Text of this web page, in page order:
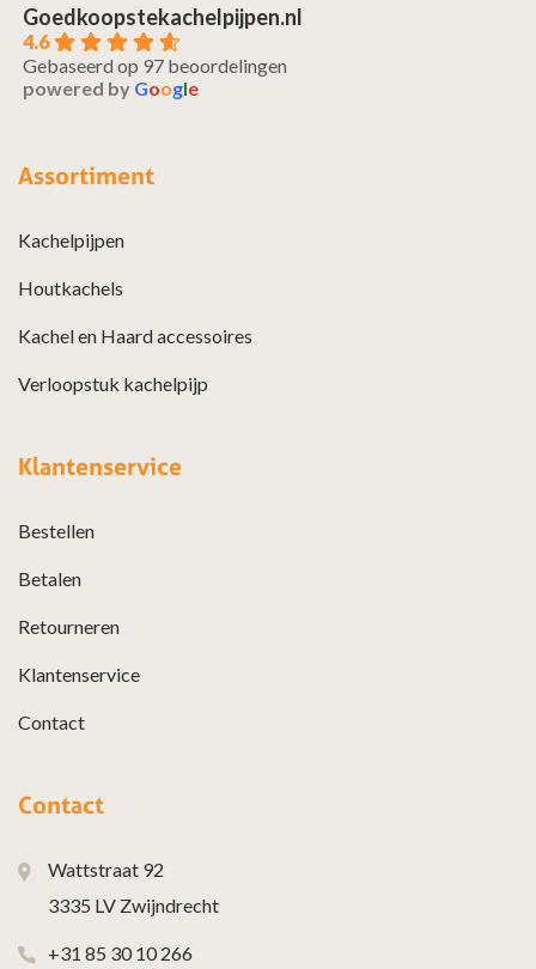
Goedkoopstekachelpijpen.nl
4.6
Gebaseerd op 97 beoordelingen
powered by Google
Assortiment
Kachelpijpen
Houtkachels
Kachel en Haard accessoires
Verloopstuk kachelpijp
Klantenservice
Bestellen
Betalen
Retourneren
Klantenservice
Contact
Contact
Wattstraat 92
3335 LV Zwijndrecht
+31 85 30 10 266